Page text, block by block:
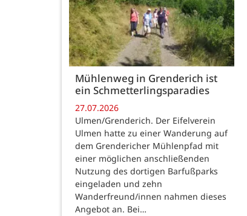
Mühlenweg in Grenderich ist
ein Schmetterlingsparadies
27.07.2026
Ulmen/Grenderich. Der Eifelverein
Ulmen hatte zu einer Wanderung auf
dem Grendericher Mühlenpfad mit
einer möglichen anschließenden
Nutzung des dortigen Barfußparks
eingeladen und zehn
Wanderfreund/innen nahmen dieses
Angebot an. Bei…